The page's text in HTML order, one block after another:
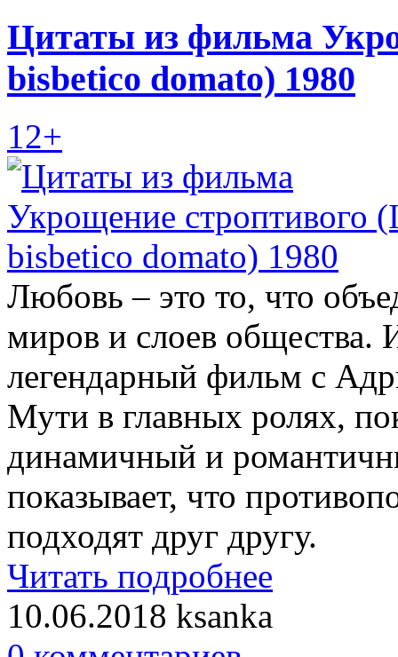
Цитаты из фильма
bisbetico domato) 1980
12+
Любовь – это то, что
миров и слоев общества.
легендарный фильм с
Мути в главных ролях,
динамичный и
показывает, что
подходят друг другу.
Читать подробнее
10.06.2018 ksanka